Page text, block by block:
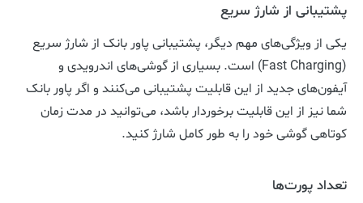
پشتیبانی از شارژ سریع
یکی از ویژگی‌های مهم دیگر، پشتیبانی پاور بانک از شارژ سریع
(Fast Charging) است. بسیاری از گوشی‌های اندرویدی و
آیفون‌های جدید از این قابلیت پشتیبانی می‌کنند و اگر پاور بانک
شما نیز از این قابلیت برخوردار باشد، می‌توانید در مدت زمان
کوتاهی گوشی خود را به طور کامل شارژ کنید.
تعداد پورت‌ها